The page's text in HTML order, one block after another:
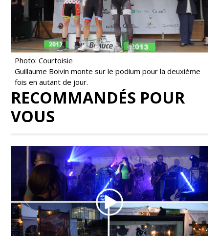
Photo: Courtoisie
Guillaume Boivin monte sur le podium pour la deuxième
fois en autant de jour.
RECOMMANDÉS POUR
VOUS